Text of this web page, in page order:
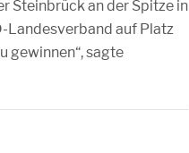
Steinbrück an der Spitze in
Landesverband auf Platz
gewinnen“, sagte